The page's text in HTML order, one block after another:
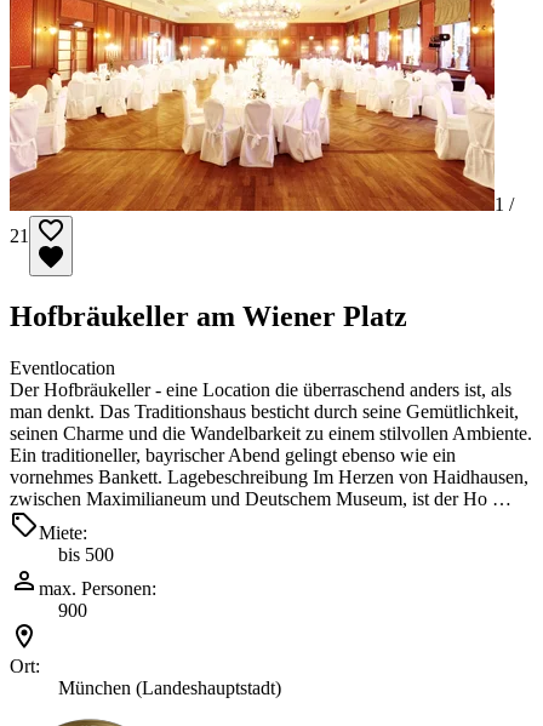
1 /
21
Hofbräukeller am Wiener Platz
Eventlocation
Der Hofbräukeller - eine Location die überraschend anders ist, als
man denkt. Das Traditionshaus besticht durch seine Gemütlichkeit,
seinen Charme und die Wandelbarkeit zu einem stilvollen Ambiente.
Ein traditioneller, bayrischer Abend gelingt ebenso wie ein
vornehmes Bankett. Lagebeschreibung Im Herzen von Haidhausen,
zwischen Maximilianeum und Deutschem Museum, ist der Ho …
Miete:
bis 500
max. Personen:
900
Ort:
München (Landeshauptstadt)